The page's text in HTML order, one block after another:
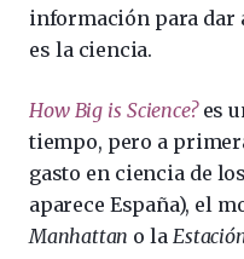
información para dar
es la ciencia.
How Big is Science?es
tiempo, pero a
gasto en ciencia de
aparece España), el
Manhattan o la